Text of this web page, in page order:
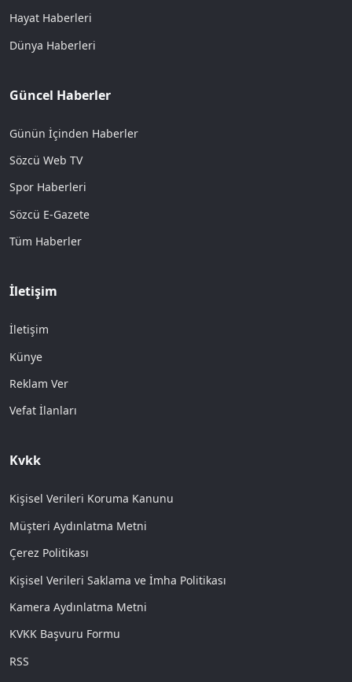
Hayat Haberleri
Dünya Haberleri
Güncel Haberler
Günün İçinden Haberler
Sözcü Web TV
Spor Haberleri
Sözcü E-Gazete
Tüm Haberler
İletişim
İletişim
Künye
Reklam Ver
Vefat İlanları
Kvkk
Kişisel Verileri Koruma Kanunu
Müşteri Aydınlatma Metni
Çerez Politikası
Kişisel Verileri Saklama ve İmha Politikası
Kamera Aydınlatma Metni
KVKK Başvuru Formu
RSS